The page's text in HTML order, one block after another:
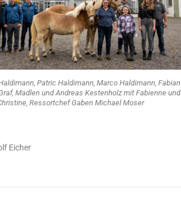
Patric Haldimann, Marco Haldimann, Fabian
Madlen und Andreas Kestenholz mit Fabienne und
Ressortchef Gaben Michael Moser
Eicher